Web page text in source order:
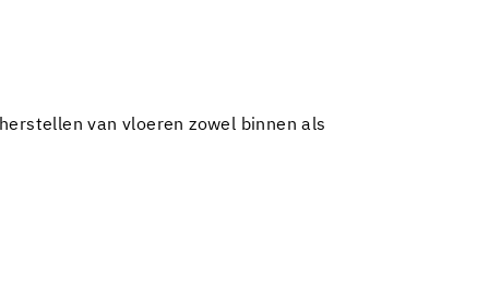
van vloeren zowel binnen als